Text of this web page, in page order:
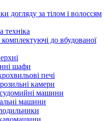
догляду за тілом і волоссям
техніка
до вбудованої
шафи
печі
камери
машини
машини